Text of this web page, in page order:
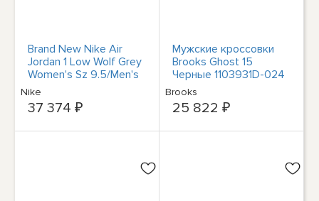
Brand New Nike Air
Jordan 1 Low Wolf Grey
Women's Sz 9.5/Men's
8 DC0774-105 ????
Nike
37 374 ₽
Мужские кроссовки
Brooks Ghost 15
Черные 1103931D-024
Уличные кроссовки
для бега НОВЫЕ
Brooks
25 822 ₽